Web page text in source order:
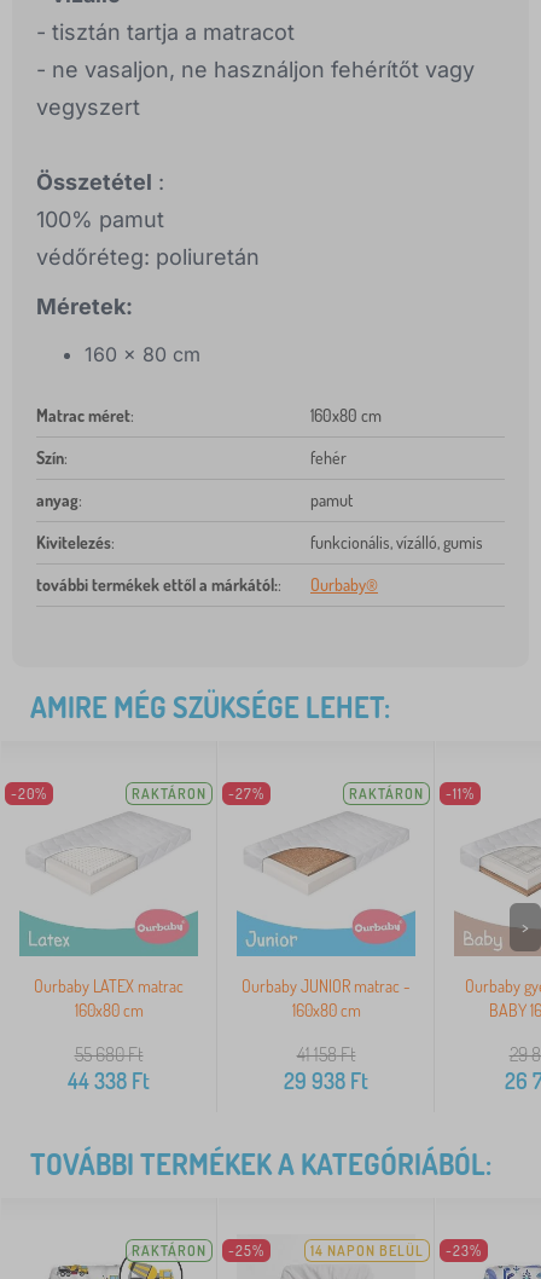
- tisztán tartja a matracot
- ne vasaljon, ne használjon fehérítőt vagy
vegyszert
Összetétel :
100% pamut
védőréteg: poliuretán
Méretek:
160 x 80 cm
Matrac méret: 160x80 cm
Szín: fehér
anyag: pamut
Kivitelezés: funkcionális, vízálló, gumis
további termékek ettől a márkától:: Ourbaby®
AMIRE MÉG SZÜKSÉGE LEHET:
-20% RAKTÁRON
Ourbaby LATEX matrac
160x80 cm
55 680Ft
44 338 Ft
-27% RAKTÁRON
Ourbaby JUNIOR matrac -
160x80 cm
41 158Ft
29 938 Ft
-11%
Ourbaby
BABY
29
26
>
TOVÁBBI TERMÉKEK A KATEGÓRIÁBÓL:
RAKTÁRON -25% 14 NAPON BELÜL -23%